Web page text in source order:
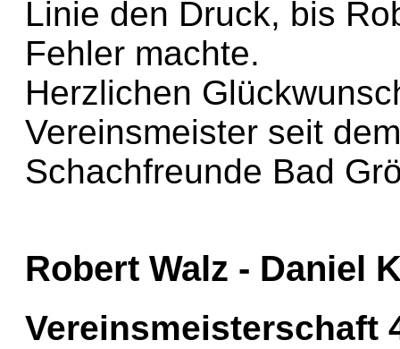
Linie den Druck, bis
Fehler machte.
Herzlichen
Vereinsmeister seit
Schachfreunde Bad
Robert Walz - Daniel
Vereinsmeisterschaft